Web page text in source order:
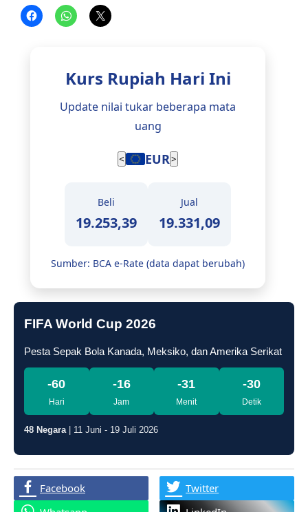
Kurs Rupiah Hari Ini
Update nilai tukar beberapa mata
uang
< EUR>
Beli
19.253,39
Jual
19.331,09
Sumber: BCA e-Rate (data dapat berubah)
FIFA World Cup 2026
Pesta Sepak Bola Kanada, Meksiko, dan Amerika Serikat
-60
Hari
-16
Jam
-31
Menit
-31
Detik
48 Negara| 11 Juni - 19 Juli 2026
Facebook
Twitter